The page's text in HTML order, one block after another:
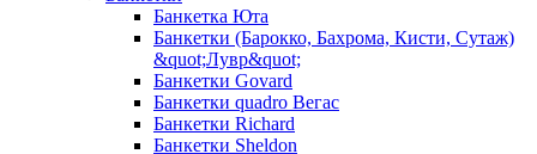
Банкетка Юта
Банкетки (Барокко, Бахрома, Кисти, Сутаж)
&quot;Лувр&quot;
Банкетки Govard
Банкетки quadro Вегас
Банкетки Richard
Банкетки Sheldon